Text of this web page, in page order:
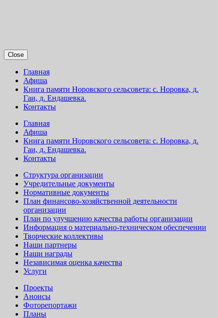
Close
Главная
Афиша
Книга памяти Норовского сельсовета: с. Норовка, д.
Гаи, д. Ендашевка.
Контакты
Главная
Афиша
Книга памяти Норовского сельсовета: с. Норовка, д.
Гаи, д. Ендашевка.
Контакты
Структура организации
Учредительные документы
Нормативные документы
План финансово-хозяйственной деятельности
организации
План по улучшению качества работы организации
Информация о материально-техническом обеспечении
Творческие коллективы
Наши партнеры
Наши награды
Независимая оценка качества
Услуги
Проекты
Анонсы
Фоторепортажи
Планы